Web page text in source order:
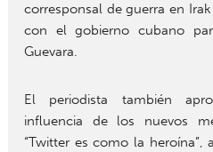
corresponsal de guerra en
con el gobierno cubano
Guevara.
El periodista también
influencia de los nuevos
“Twitter es como la heroína”,